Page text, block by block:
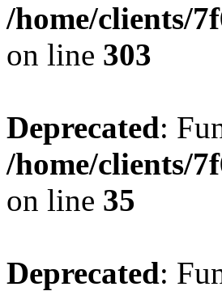
/home/clients/
on line 303
Deprecated:
/home/clients/
on line 35
Deprecated: